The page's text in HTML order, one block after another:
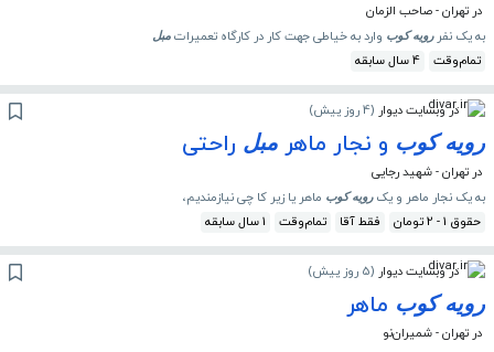
در تهران - صاحب الزمان
به یک نفررویه کوب وارد به خیاطی جهت کار در کارگاه تعمیرات مبل
تمام‌وقت 4 سال سابقه
در وبسایت دیوار (4 روز پیش )
رویه کوب و نجار ماهر مبل راحتی
در تهران - شهید رجایی
به یک نجار ماهر و یکرویه کوب ماهر یا زیر کا چی نیازمندیم،
حقوق 1 - 2 تومان
فقط آقا تمام‌وقت 1 سال سابقه
در وبسایت دیوار (5 روز پیش )
رویه کوب ماهر
در تهران - شمیران‌نو